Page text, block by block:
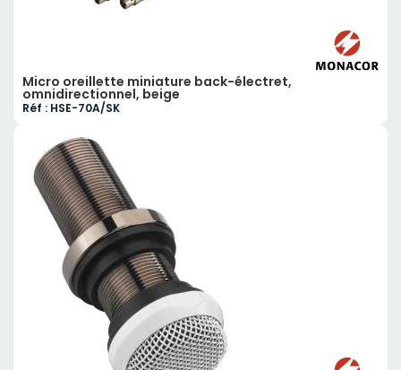
Micro oreillette miniature back-électret,
omnidirectionnel, beige
Réf : HSE-70A/SK